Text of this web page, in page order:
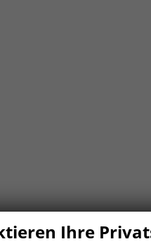
Ihre